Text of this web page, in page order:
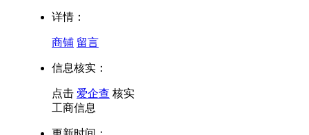
详情：
商铺 留言
信息核实：
点击 爱企查 核实
工商信息